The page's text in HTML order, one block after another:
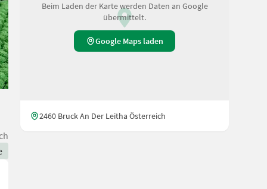
Beim Laden der Karte werden Daten an Google
übermittelt.
Google Maps laden
2460 Bruck An Der Leitha Österreich